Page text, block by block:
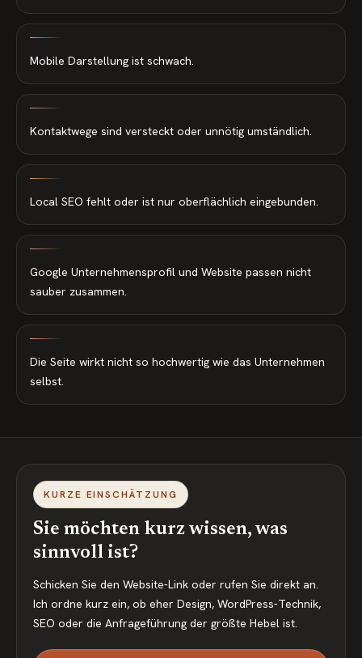
Mobile Darstellung ist schwach.
Kontaktwege sind versteckt oder unnötig umständlich.
Local SEO fehlt oder ist nur oberflächlich eingebunden.
Google Unternehmensprofil und Website passen nicht
sauber zusammen.
Die Seite wirkt nicht so hochwertig wie das Unternehmen
selbst.
KURZE EINSCHÄTZUNG
Sie möchten kurz wissen, was
sinnvoll ist?
Schicken Sie den Website-Link oder rufen Sie direkt an.
Ich ordne kurz ein, ob eher Design, WordPress-Technik,
SEO oder die Anfrageführung der größte Hebel ist.